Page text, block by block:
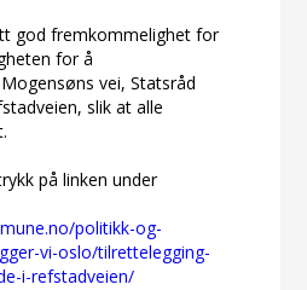
god fremkommelighet for
for å
vei, Statsråd
slik at alle
på linken under
politikk-og-
vi-oslo/tilrettelegging-
i-refstadveien/